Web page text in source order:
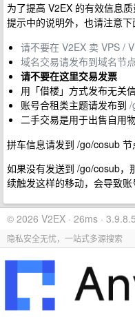
为了提高 V2EX 的有效信息
提示中的说明外，也请注意下
请不要在 V2EX 卖 VPS /
域名交易请发布到域名节点
请不要在这里交易发票
用「借楼」方式发布无关
账号合租类主题请发布到 /
二手交易是用于出售自用
拼车信息请发到 /go/cosub 节
如果没有发送到 /go/cosub，
续触发这样的移动，会导致账
© 2026 V2EX · 26ms · 3.9.8.5
隐私安全无忧，一站式多源搜索